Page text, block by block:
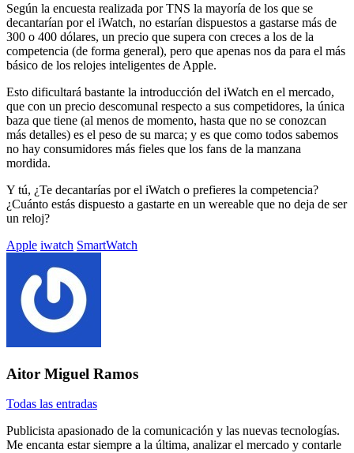
Según la encuesta realizada por TNS la mayoría de los que se
decantarían por el iWatch, no estarían dispuestos a gastarse más de
300 o 400 dólares, un precio que supera con creces a los de la
competencia (de forma general), pero que apenas nos da para el más
básico de los relojes inteligentes de Apple.
Esto dificultará bastante la introducción del iWatch en el mercado,
que con un precio descomunal respecto a sus competidores, la única
baza que tiene (al menos de momento, hasta que no se conozcan
más detalles) es el peso de su marca; y es que como todos sabemos
no hay consumidores más fieles que los fans de la manzana
mordida.
Y tú, ¿Te decantarías por el iWatch o prefieres la competencia?
¿Cuánto estás dispuesto a gastarte en un wereable que no deja de ser
un reloj?
Etiquetado
Apple iwatch SmartWatch
Aitor Miguel Ramos
Todas las entradas
Publicista apasionado de la comunicación y las nuevas tecnologías.
Me encanta estar siempre a la última, analizar el mercado y contarle